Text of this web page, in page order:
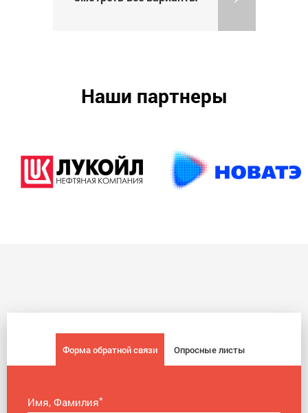
Наши партнеры
Форма обратной связи Опросные листы
Имя, Фамилия*